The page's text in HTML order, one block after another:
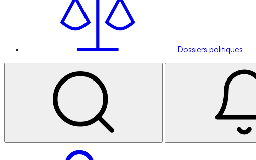
Dossiers politiques